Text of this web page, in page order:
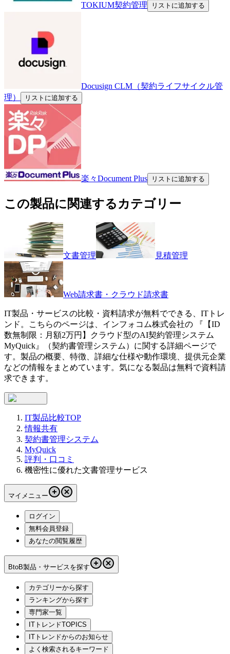
TOKIUM契約管理 リストに追加する
Docusign CLM（契約ライフサイクル管
理）
リストに追加する
楽々Document Plus リストに追加する
この製品に関連するカテゴリー
文書管理 見積管理
Web請求書・クラウド請求書
IT製品・サービスの比較・資料請求が無料でできる、ITトレ
ンド。こちらのページは、 インフォコム株式会社の 『 【ID
数無制限：月額2万円】クラウド型のAI契約管理システム
MyQuick 』（契約書管理システム ）に関する詳細ページで
す。製品の概要、特徴、詳細な仕様や動作環境、提供元企業
などの情報をまとめています。気になる製品は無料で資料請
求できます。
IT製品比較TOP
情報共有
契約書管理システム
MyQuick
評判・口コミ
機密性に優れた文書管理サービス
マイメニュー
ログイン
無料会員登録
あなたの閲覧履歴
BtoB製品・サービスを探す
カテゴリーから探す
ランキングから探す
専門家一覧
ITトレンドTOPICS
ITトレンドからのお知らせ
よく検索されるキーワード